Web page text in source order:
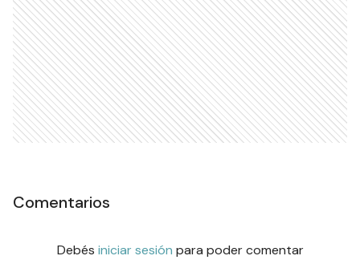
Comentarios
Debés iniciar sesión para poder comentar